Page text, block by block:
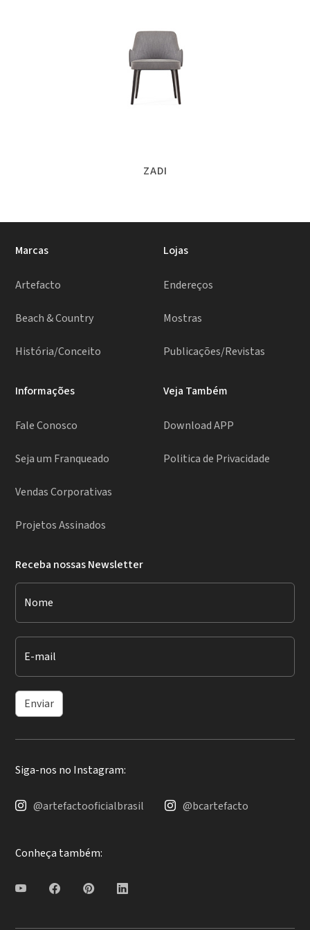
ZADI
Marcas
Artefacto
Beach & Country
História/Conceito
Lojas
Endereços
Mostras
Publicações/Revistas
Informações
Fale Conosco
Seja um Franqueado
Vendas Corporativas
Projetos Assinados
Veja Também
Download APP
Politica de Privacidade
Receba nossas Newsletter
Nome
E-mail
Enviar
Siga-nos no Instagram:
@artefactooficialbrasil @bcartefacto
Conheça também: